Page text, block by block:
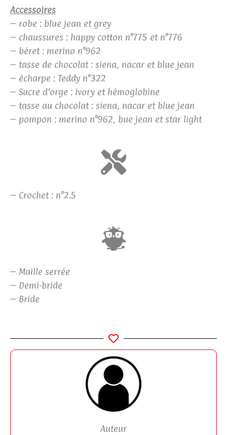
Accessoires
– robe : blue jean et grey
– chaussures : happy cotton n°775 et n°776
– béret : merino n°962
– tasse de chocolat : siena, nacar et blue jean
– écharpe : Teddy n°322
– Sucre d’orge : ivory et hémoglobine
– tasse au chocolat : siena, nacar et blue jean
– pompon : merino n°962, bue jean et star light
– Crochet : n°2.5
– Maille serrée
– Demi-bride
– Bride
Auteur